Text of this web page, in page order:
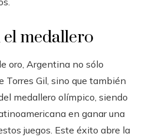
medallero
oro, Argentina no sólo
Torres Gil, sino que también
medallero olímpico, siendo
en ganar una
juegos. Este éxito abre la